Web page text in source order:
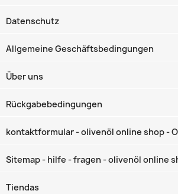
Datenschutz
Allgemeine Geschäftsbedingungen
Über uns
Rückgabebedingungen
kontaktformular - olivenöl online shop -
Sitemap - hilfe - fragen - olivenöl online
Tiendas